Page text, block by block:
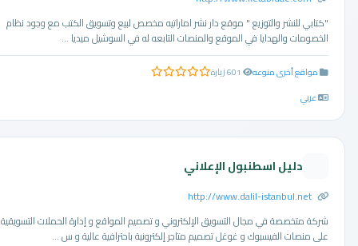
"كتابي للنشر والتوزيع " موقع دار نشر اماراتيه مخصص لبيع وتسويق الكتب مع وجود نظام
الخصومات والهدايا في الموقع والمنصات التابعه له في السوشيل ميديا ...
مواقع أخرى منوعه 601 زيارة 0.0 من 5 نجوم
عربي
دليل اسطنبول الإعلاني
http://www.dalil-istanbul.net
شركة متخصصة في مجال التسويق الإلكتروني و تصميم المواقع و إدارة الحملات التسويقية
على منصات الفيسبوك و غوغل تصميم متاجر إلكترونية باحترافية عالية و س ...